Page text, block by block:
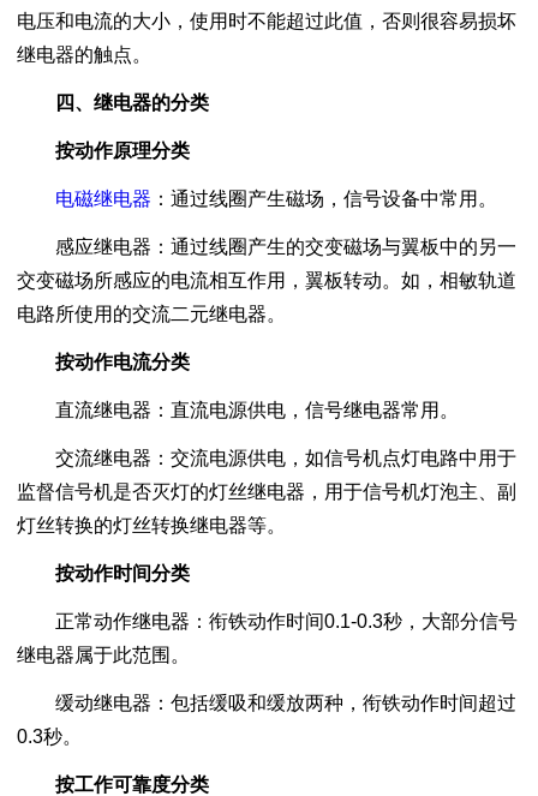
电压和电流的大小，使用时不能超过此值，否则很容易损坏
继电器的触点。
四、继电器的分类
按动作原理分类
电磁继电器 ：通过线圈产生磁场，信号设备中常用。
感应继电器：通过线圈产生的交变磁场与翼板中的另一
交变磁场所感应的电流相互作用，翼板转动。如，相敏轨道
电路所使用的交流二元继电器。
按动作电流分类
直流继电器：直流电源供电，信号继电器常用。
交流继电器：交流电源供电，如信号机点灯电路中用于
监督信号机是否灭灯的灯丝继电器，用于信号机灯泡主、副
灯丝转换的灯丝转换继电器等。
按动作时间分类
正常动作继电器：衔铁动作时间0.1-0.3秒，大部分信号
继电器属于此范围。
缓动继电器：包括缓吸和缓放两种，衔铁动作时间超过
0.3秒。
按工作可靠度分类